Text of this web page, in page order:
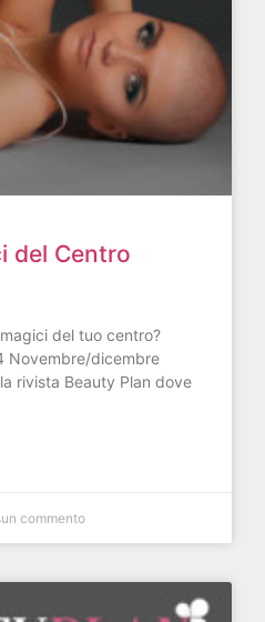
del Centro
del tuo centro?
Novembre/dicembre
rivista Beauty Plan dove
commento